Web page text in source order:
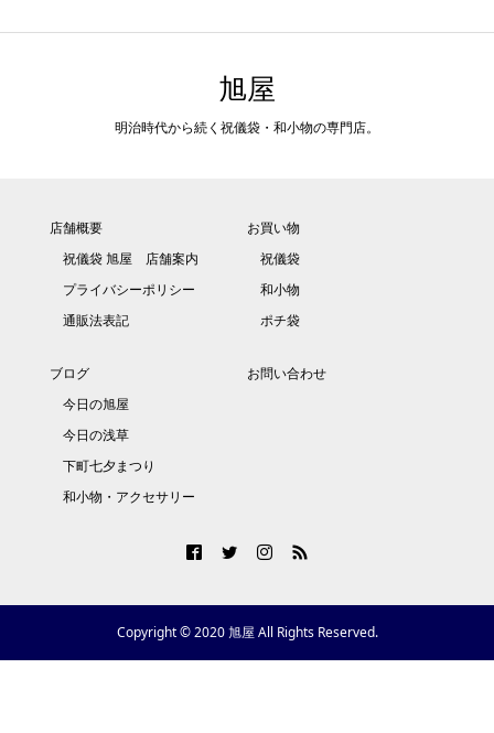
旭屋
明治時代から続く祝儀袋・和小物の専門店。
店舗概要
祝儀袋 旭屋 店舗案内
プライバシーポリシー
通販法表記
お買い物
祝儀袋
和小物
ポチ袋
ブログ
今日の旭屋
今日の浅草
下町七夕まつり
和小物・アクセサリー
お問い合わせ
Copyright © 2020 旭屋 All Rights Reserved.